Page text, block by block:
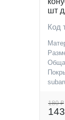
шт
Код
180 ₽